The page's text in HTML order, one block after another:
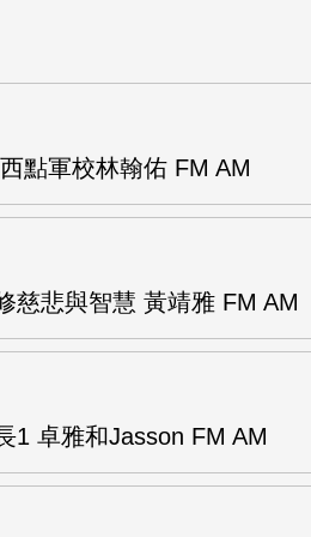
點軍校林翰佑 FM AM
慈悲與智慧 黃靖雅 FM AM
1 卓雅和Jasson FM AM